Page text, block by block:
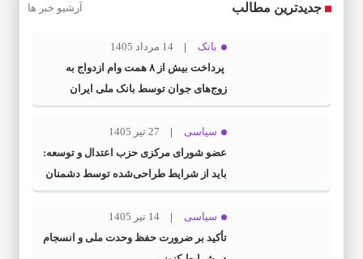
جدیدترین مطالب آرشیو خبر ها
بانک
14 مرداد 1405
پرداخت بیش از ۸ همت وام ازدواج به
زوج‌های جوان توسط بانک ملی ایران
سیاسی
27 تیر 1405
عضو شورای مرکزی حزب اعتدال و توسعه:
باید از شرایط طراحی‌شده توسط دشمنان
عبور کنیم
سیاسی
14 تیر 1405
تأکید بر ضرورت حفظ وحدت ملی و انسجام